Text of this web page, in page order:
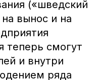
(«шведский
вынос и на
теперь смогут
и внутри
ряда